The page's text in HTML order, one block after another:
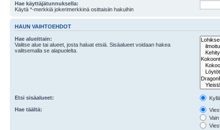
Hae käyttäjätunnuksella:
Käytä *-merkkiä jokerimerkkinä osittaisiin hakuihin
HAUN VAIHTOEHDOT
Hae alueittain:
Valitse alue tai alueet, josta haluat etsiä. Sisäalueet voidaan hakea
valitsemalla se alapuolelta.
Etsi sisäalueet:
Hae täältä: